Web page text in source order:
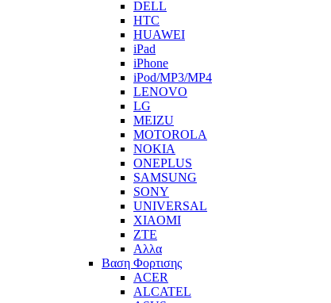
DELL
HTC
HUAWEI
iPad
iPhone
iPod/MP3/MP4
LENOVO
LG
MEIZU
MOTOROLA
NOKIA
ONEPLUS
SAMSUNG
SONY
UNIVERSAL
XIAOMI
ZTE
Αλλα
Βαση Φορτισης
ACER
ALCATEL